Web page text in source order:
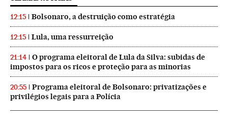
12:15 Bolsonaro, a destruição como estratégia
12:15 Lula, uma ressurreição
21:14
O programa eleitoral de Lula da Silva: subidas de
impostos para os ricos e proteção para as minorias
20:55
Programa eleitoral de Bolsonaro: privatizações e
privilégios legais para a Polícia